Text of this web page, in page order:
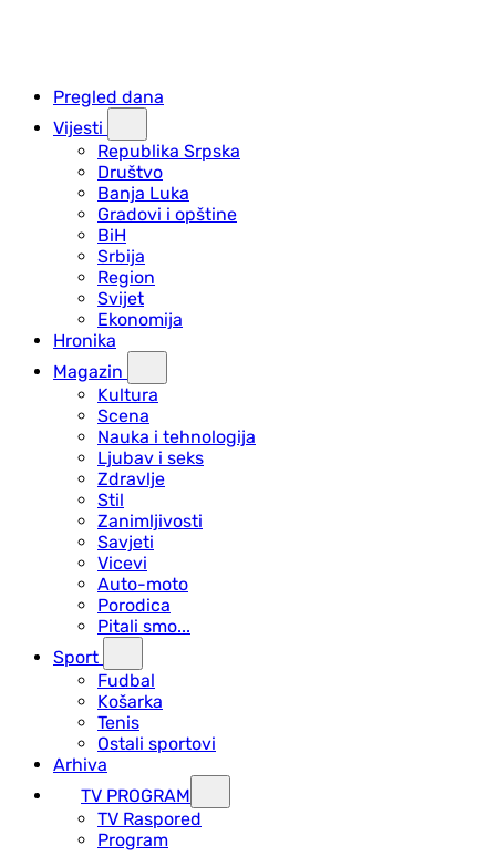
Pregled dana
Vijesti
Republika Srpska
Društvo
Banja Luka
Gradovi i opštine
BiH
Srbija
Region
Svijet
Ekonomija
Hronika
Magazin
Kultura
Scena
Nauka i tehnologija
Ljubav i seks
Zdravlje
Stil
Zanimljivosti
Savjeti
Vicevi
Auto-moto
Porodica
Pitali smo...
Sport
Fudbal
Košarka
Tenis
Ostali sportovi
Arhiva
TV PROGRAM
ТV Raspored
Program